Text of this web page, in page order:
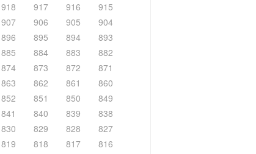
918 917 916
915
907 906 905
904
896 895 894
893
885 884 883
882
874 873 872
871
863 862 861
860
852 851 850
849
841 840 839
838
830 829 828
827
819 818 817
816